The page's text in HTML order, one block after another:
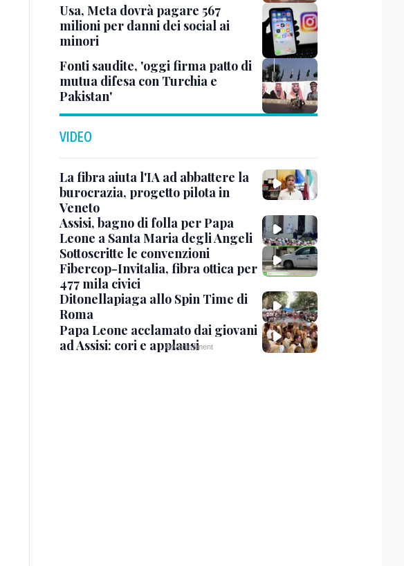
Usa, Meta dovrà pagare 567
milioni per danni dei social ai
minori
Fonti saudite, 'oggi firma patto di
mutua difesa con Turchia e
Pakistan'
VIDEO
La fibra aiuta l'IA ad abbattere la
burocrazia, progetto pilota in
Veneto
Assisi, bagno di folla per Papa
Leone a Santa Maria degli Angeli
Sottoscritte le convenzioni
Fibercop-Invitalia, fibra ottica per
477 mila civici
Ditonellapiaga allo Spin Time di
Roma
Papa Leone acclamato dai giovani
ad Assisi: cori e applausi